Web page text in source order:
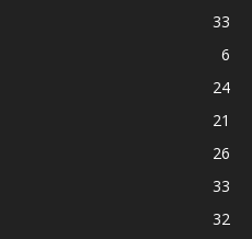
33
6
24
21
26
33
32